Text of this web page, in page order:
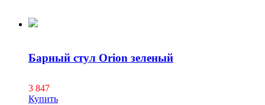
Барный стул Orion зеленый
3 847
Купить